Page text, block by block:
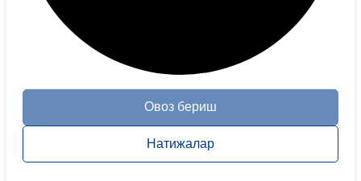
Овоз бериш
Натижалар